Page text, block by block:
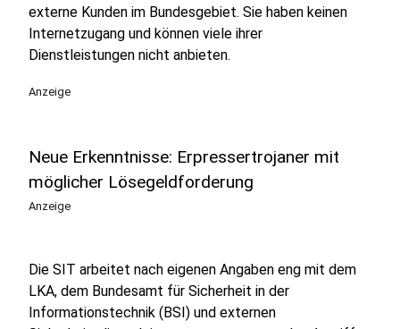
externe Kunden im Bundesgebiet. Sie haben keinen
Internetzugang und können viele ihrer
Dienstleistungen nicht anbieten.
Anzeige
Neue Erkenntnisse: Erpressertrojaner mit
möglicher Lösegeldforderung
Anzeige
Die SIT arbeitet nach eigenen Angaben eng mit dem
LKA, dem Bundesamt für Sicherheit in der
Informationstechnik (BSI) und externen